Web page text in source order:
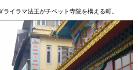
イラマ法王がチベット寺院を構える町。